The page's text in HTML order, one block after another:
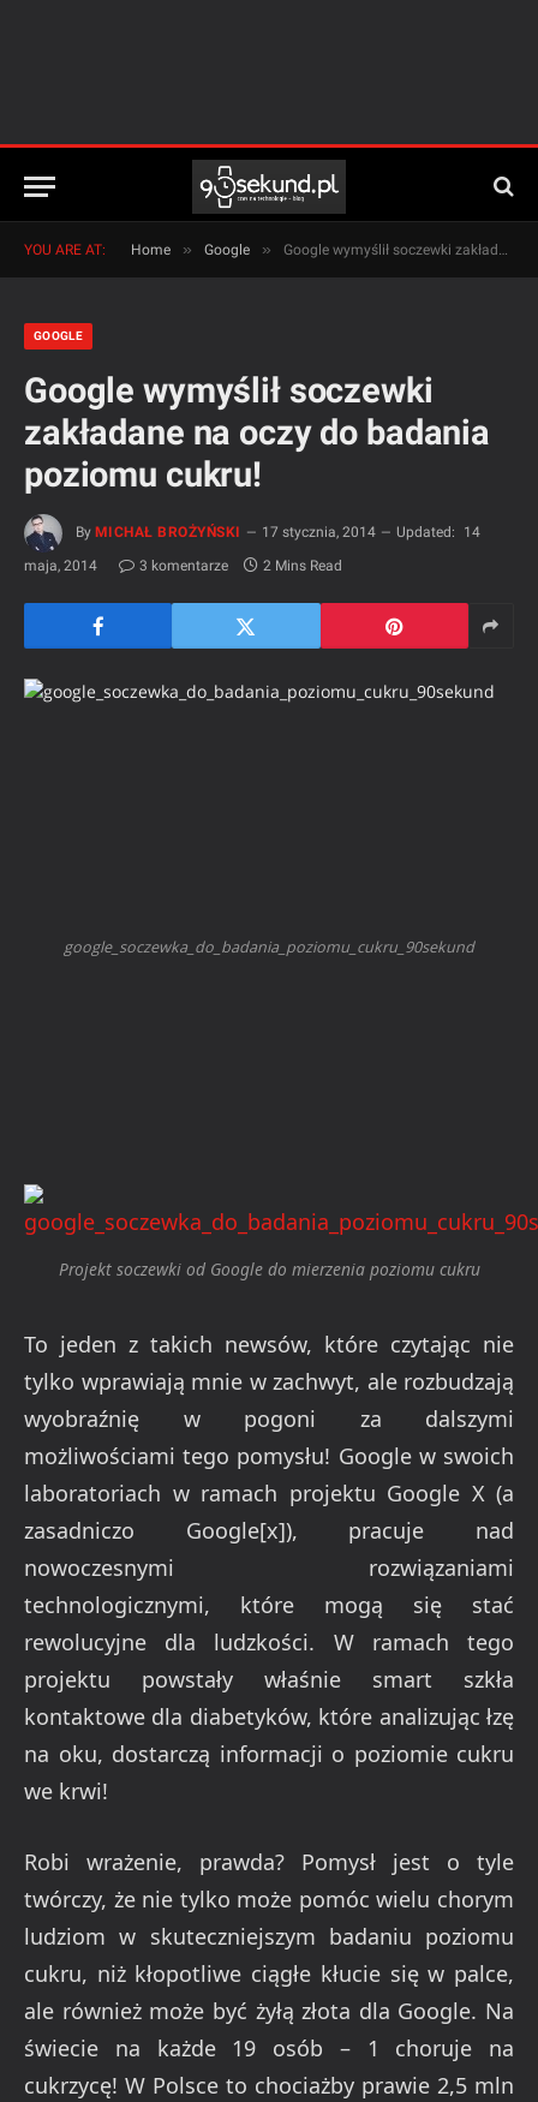
YOU ARE AT: Home » Google » Google wymyślił soczewki zakładane na oczy do badania poziomu cukru!
GOOGLE
Google wymyślił soczewki
zakładane na oczy do badania
poziomu cukru!
By MICHAŁ BROŻYŃSKI 17 stycznia, 2014 Updated:
14
maja, 2014
3 komentarze 2 Mins Read
google_soczewka_do_badania_poziomu_cukru_90sekund
Projekt soczewki od Google do mierzenia poziomu cukru
To jeden z takich newsów, które czytając nie
tylko wprawiają mnie w zachwyt, ale rozbudzają
wyobraźnię w pogoni za dalszymi
możliwościami tego pomysłu! Google w swoich
laboratoriach w ramach projektu Google X (a
zasadniczo Google[x]), pracuje nad
nowoczesnymi rozwiązaniami
technologicznymi, które mogą się stać
rewolucyjne dla ludzkości. W ramach tego
projektu powstały właśnie smart szkła
kontaktowe dla diabetyków, które analizując łzę
na oku, dostarczą informacji o poziomie cukru
we krwi!
Robi wrażenie, prawda? Pomysł jest o tyle
twórczy, że nie tylko może pomóc wielu chorym
ludziom w skuteczniejszym badaniu poziomu
cukru, niż kłopotliwe ciągłe kłucie się w palce,
ale również może być żyłą złota dla Google. Na
świecie na każde 19 osób – 1 choruje na
cukrzycę! W Polsce to chociażby prawie 2,5 mln